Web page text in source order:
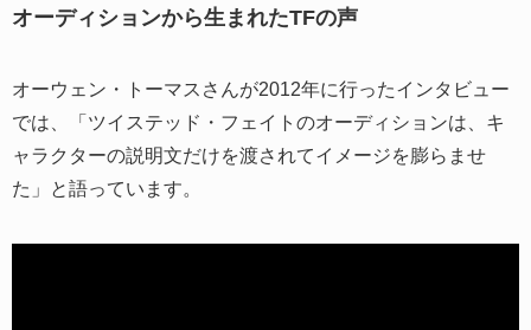
オーディションから生まれたTFの声
オーウェン・トーマスさんが2012年に行ったインタビュー
では、「ツイステッド・フェイトのオーディションは、キ
ャラクターの説明文だけを渡されてイメージを膨らませ
た」と語っています。